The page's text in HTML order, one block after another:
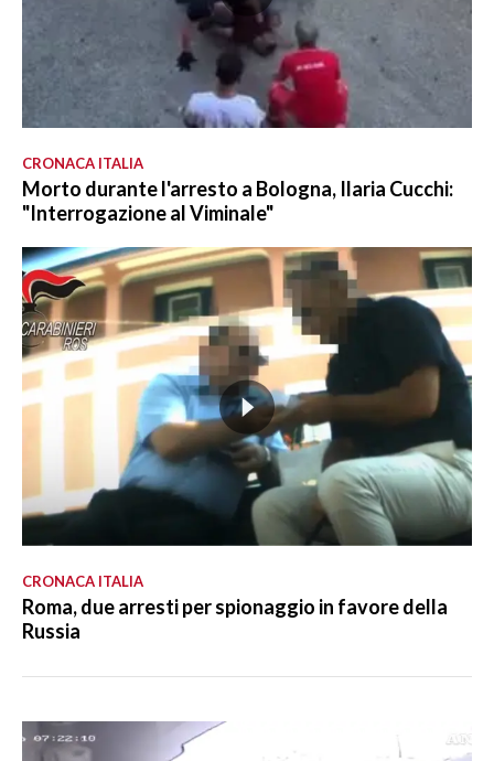
CRONACA ITALIA
Morto durante l'arresto a Bologna, Ilaria Cucchi:
"Interrogazione al Viminale"
CRONACA ITALIA
Roma, due arresti per spionaggio in favore della
Russia